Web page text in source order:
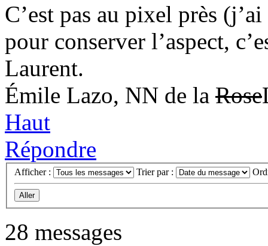
C’est pas au pixel près
pour conserver l’aspect,
Laurent.
Émile Lazo, NN de la Rose
Haut
Répondre
Afficher : Trier par :
28 messages